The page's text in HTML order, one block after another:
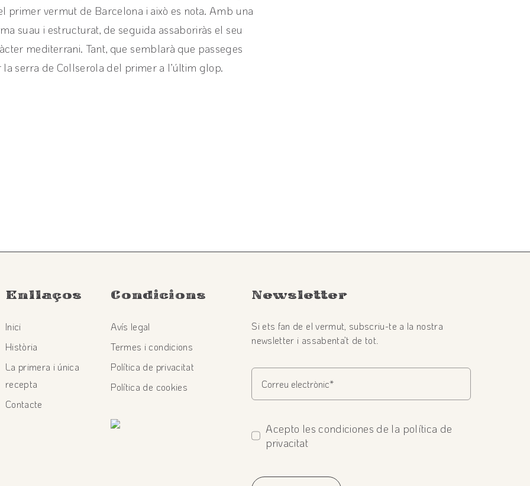
primer vermut de Barcelona i això es nota. Amb una
suau i estructurat, de seguida assaboriràs el seu
mediterrani. Tant, que semblarà que passeges
la serra de Collserola del primer a l’últim glop.
Enllaços
Inici
Història
La primera i única
recepta
Contacte
Condicions
Avís legal
Termes i condicions
Política de privacitat
Política de cookies
Newsletter
Si ets fan de el vermut, subscriu-te a la nostra
newsletter i assabenta’t de tot.
Acepto les condiciones de la política de
privacitat